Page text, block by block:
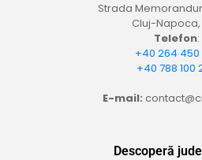
Strada
Cluj-Napoca,
Telefon:
+40 264 450
+40 788 100
E-mail:
Descoperă